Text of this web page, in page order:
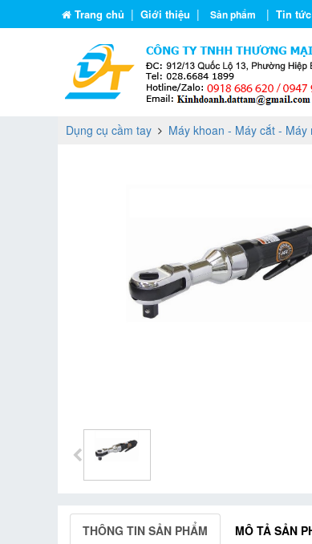
Trang chủ | Giới thiệu | Sản phẩm | Tin tức
Dụng cụ cầm tay Máy khoan - Máy cắt -
THÔNG TIN SẢN PHẨM MÔ TẢ SẢN